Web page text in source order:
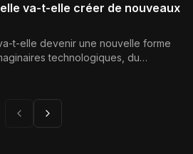
va-t-elle créer de nouveaux
t-elle devenir une nouvelle forme
technologiques, du
Page précédente
Page suivante